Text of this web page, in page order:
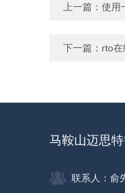
上一篇： 使用
下一篇： rto
马鞍山迈思
联系人：俞